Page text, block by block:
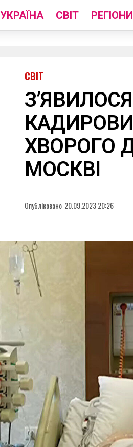
УКРАЇНА СВІТ РЕГІОНИ
СВІТ
ХВОРОГО
МОСКВІ
Опубліковано 20.09.2023 20:26